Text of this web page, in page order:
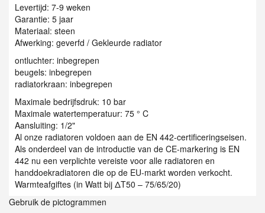
Levertijd: 7-9 weken
Garantie: 5 jaar
Materiaal: steen
Afwerking: geverfd / Gekleurde radiator
ontluchter: inbegrepen
beugels: inbegrepen
radiatorkraan: inbegrepen
Maximale bedrijfsdruk: 10 bar
Maximale watertemperatuur: 75 ° C
Aansluiting: 1/2"
Al onze radiatoren voldoen aan de EN 442-certificeringseisen.
Als onderdeel van de introductie van de CE-markering is EN
442 nu een verplichte vereiste voor alle radiatoren en
handdoekradiatoren die op de EU-markt worden verkocht.
Warmteafgiftes (in Watt bij ΔT50 – 75/65/20)
Gebruik de pictogrammen